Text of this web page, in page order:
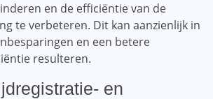
en de efficiëntie van de
te verbeteren. Dit kan aanzienlijk in
en een betere
resulteren.
en